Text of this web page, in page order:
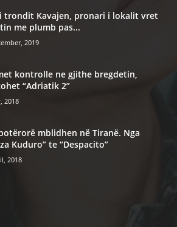
trondit Kavajen, pronari i lokalit vret
me plumb pas...
2019
kontrolle ne gjithe bregdetin,
“Adriatik 2”
2018
mblidhen në Tiranë. Nga
Kuduro” te “Despacito”
2018